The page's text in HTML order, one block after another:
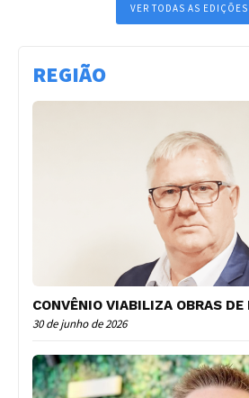
VER TODAS AS EDIÇÕES
REGIÃO
CONVÊNIO VIABILIZA OBRAS DE
30 de junho de 2026